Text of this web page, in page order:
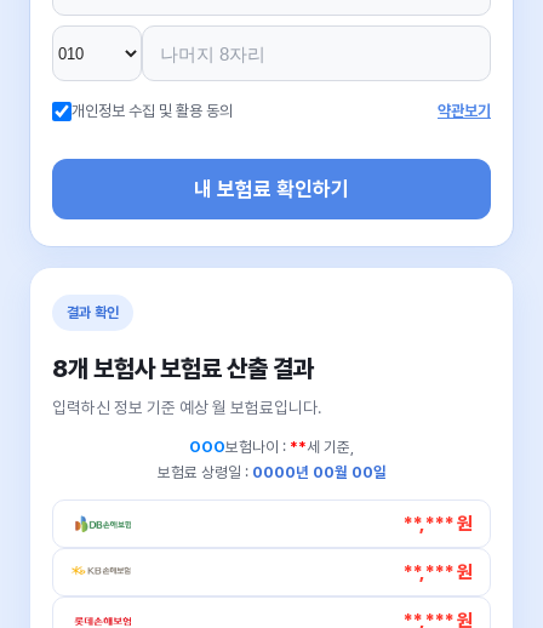
개인정보 수집 및 활용 동의 약관보기
내 보험료 확인하기
결과 확인
8개 보험사 보험료 산출 결과
입력하신 정보 기준 예상 월 보험료입니다.
OOO보험나이 : **세 기준,
보험료 상령일 : 0000년 00월 00일
**,*** 원
**,*** 원
**,*** 원